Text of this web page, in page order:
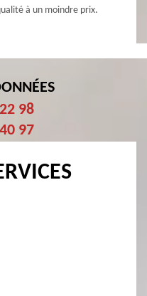
à un moindre prix.
98
97